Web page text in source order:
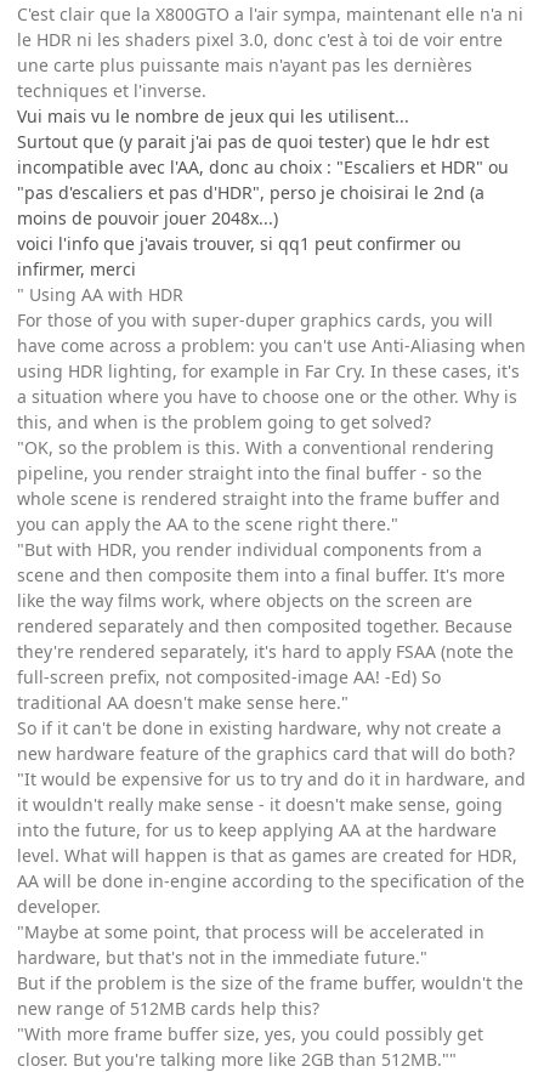
C'est clair que la X800GTO a l'air sympa, maintenant elle n'a ni
le HDR ni les shaders pixel 3.0, donc c'est à toi de voir entre
une carte plus puissante mais n'ayant pas les dernières
techniques et l'inverse.
Vui mais vu le nombre de jeux qui les utilisent...
Surtout que (y parait j'ai pas de quoi tester) que le hdr est
incompatible avec l'AA, donc au choix : "Escaliers et HDR" ou
"pas d'escaliers et pas d'HDR", perso je choisirai le 2nd (a
moins de pouvoir jouer 2048x...)
voici l'info que j'avais trouver, si qq1 peut confirmer ou
infirmer, merci
" Using AA with HDR
For those of you with super-duper graphics cards, you will
have come across a problem: you can't use Anti-Aliasing when
using HDR lighting, for example in Far Cry. In these cases, it's
a situation where you have to choose one or the other. Why is
this, and when is the problem going to get solved?
"OK, so the problem is this. With a conventional rendering
pipeline, you render straight into the final buffer - so the
whole scene is rendered straight into the frame buffer and
you can apply the AA to the scene right there."
"But with HDR, you render individual components from a
scene and then composite them into a final buffer. It's more
like the way films work, where objects on the screen are
rendered separately and then composited together. Because
they're rendered separately, it's hard to apply FSAA (note the
full-screen prefix, not composited-image AA! -Ed) So
traditional AA doesn't make sense here."
So if it can't be done in existing hardware, why not create a
new hardware feature of the graphics card that will do both?
"It would be expensive for us to try and do it in hardware, and
it wouldn't really make sense - it doesn't make sense, going
into the future, for us to keep applying AA at the hardware
level. What will happen is that as games are created for HDR,
AA will be done in-engine according to the specification of the
developer.
"Maybe at some point, that process will be accelerated in
hardware, but that's not in the immediate future."
But if the problem is the size of the frame buffer, wouldn't the
new range of 512MB cards help this?
"With more frame buffer size, yes, you could possibly get
closer. But you're talking more like 2GB than 512MB.""